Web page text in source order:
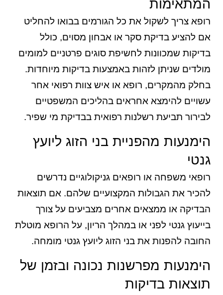
המתאימות
רופא צריך לשקול את כל הגורמים בבואו להחליט
אם להציע בדיקת סקר או אבחון מסוים, כולל
בדיקות שמכוונות לחשיפת סוגים פרטניים למומים
מולדים שניתן לזהות באמצעות בדיקות מיוחדות.
בחלק מהמקרים, רופא או איש צוות רפואי אחר
עשויים להימצא אחראים בהליכים המשפטיים
לבירור תביעת רשלנות רפואית בבדיקת מי שפיר.
הימנעות מהפניית בני הזוג ליועץ
גנטי
רופאי משפחה או רופאים גניקולוגיים נדרשים
להכיר את הגבולות המקצועיים שלהם. אם תוצאות
הבדיקה או ממצאים אחרים מצביעים על צורך
בייעוץ גנטי לפני או במהלך הריון, על הרופא מוטלת
החובה להפנות את בני הזוג ליועץ גנטי מומחה.
הימנעות מפרשנות נכונה ובזמן של
תוצאות בדיקות